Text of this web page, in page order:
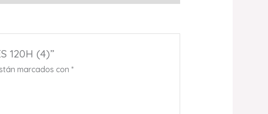
120H (4)”
marcados con*